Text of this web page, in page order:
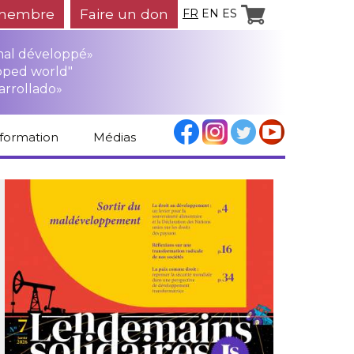
Faire un don FR EN ES
développé»
world"
Médias
Revue de presse